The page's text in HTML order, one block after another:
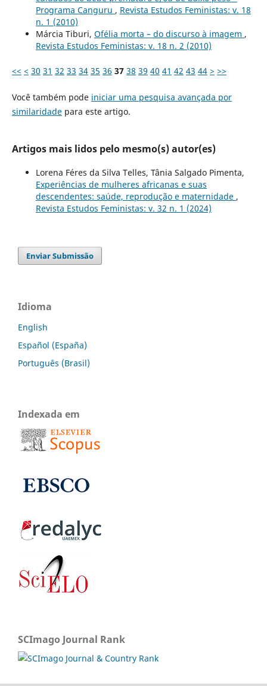
Programa Canguru , Revista Estudos Feministas: v. 18
n. 1 (2010)
Márcia Tiburi, Ofélia morta – do discurso à imagem ,
Revista Estudos Feministas: v. 18 n. 2 (2010)
<< < 30 31 32 33 34 35 36 37 38 39 40 41 42 43 44 > >>
Você também pode iniciar uma pesquisa avançada por
similaridadepara este artigo.
Artigos mais lidos pelo mesmo(s) autor(es)
Lorena Féres da Silva Telles, Tânia Salgado Pimenta,
Experiências de mulheres africanas e suas
descendentes: saúde, reprodução e maternidade ,
Revista Estudos Feministas: v. 32 n. 1 (2024)
Enviar Submissão
Idioma
English
Español (España)
Português (Brasil)
Indexada em
SCImago Journal Rank